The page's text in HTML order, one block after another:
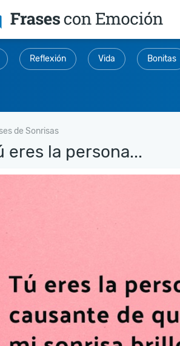
Reflexión Vida Bonitas
de Sonrisas
eres la persona...